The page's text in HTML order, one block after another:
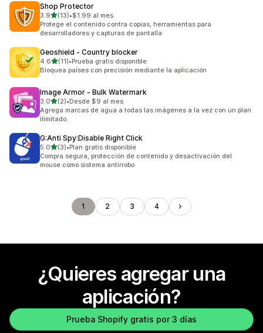
Shop Protector
3.9de 5 estrellas
(13)
13 reseñas en total
•$1.99 al mes
Protege el contenido contra copias, herramientas para
desarrolladores y capturas de pantalla
Geoshield ‑ Country blocker
4.6de 5 estrellas
(11)
11 reseñas en total
•Prueba gratis disponible
Bloquea países con precisión mediante la aplicación
Image Armor ‑ Bulk Watermark
3.0de 5 estrellas
(2)
2 reseñas en total
•Desde $9 al mes
Agrega marcas de agua a todas las imágenes a la vez con un plan
ilimitado.
G:Anti Spy:Disable Right Click
5.0de 5 estrellas
(3)
3 reseñas en total
•Plan gratis disponible
Compra segura, protección de contenido y desactivación del
mouse como sistema antirrobo
1 2 3 4
¿Quieres agregar una
aplicación?
Prueba Shopify gratis por 3 días